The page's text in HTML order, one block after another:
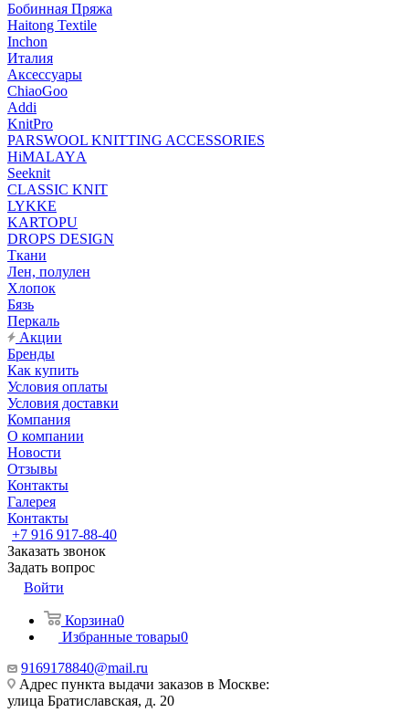
Бобинная Пряжа
Haitong Textilе
Inchon
Италия
Аксессуары
ChiaoGoo
Addi
KnitPro
PARSWOOL KNITTING ACCESSORIES
HiMALAYА
Seeknit
CLASSIC KNIT
LYKKE
KАRTOPU
DROPS DЕSIGN
Ткани
Лен, полулен
Хлопок
Бязь
Перкаль
Акции
Бренды
Как купить
Условия оплаты
Условия доставки
Компания
О компании
Новости
Отзывы
Контакты
Галерея
Контакты
+7 916 917-88-40
Заказать звонок
Задать вопрос
Войти
Корзина0
Избранные товары0
9169178840@mail.ru
Адрес пункта выдачи заказов в Москве:
улица Братиславская, д. 20